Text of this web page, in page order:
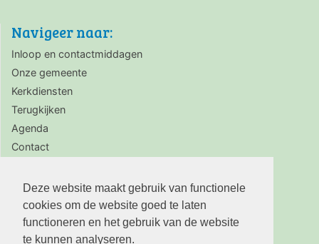
Deze website maakt gebruik van functionele
cookies om de website goed te laten
functioneren en het gebruik van de website
te kunnen analyseren.
Navigeer naar:
Inloop en contactmiddagen
Onze gemeente
Kerkdiensten
Terugkijken
Agenda
Contact